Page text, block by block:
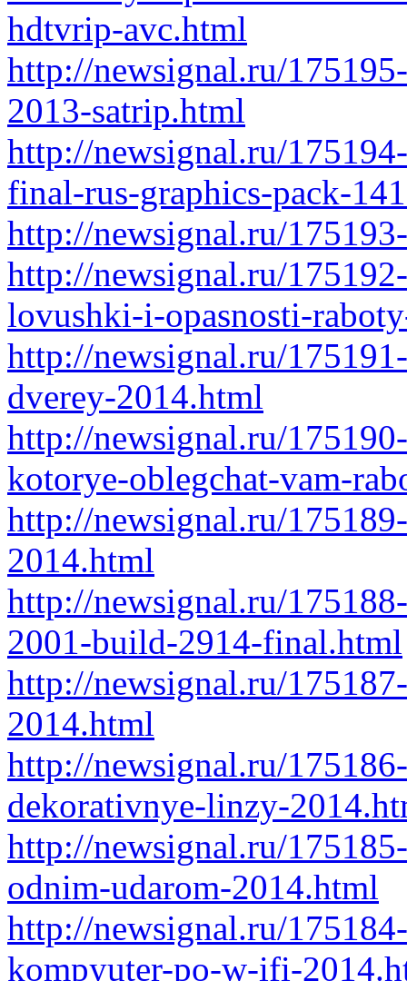
hdtvrip-avc.html
http://newsignal.ru/
2013-satrip.html
http://newsignal.ru/
final-rus-graphics-pack-
http://newsignal.ru/
http://newsignal.ru/
lovushki-i-opasnosti-
http://newsignal.ru/
dverey-2014.html
http://newsignal.ru/
kotorye-oblegchat-vam-
http://newsignal.ru/
2014.html
http://newsignal.ru/
2001-build-2914-final.html
http://newsignal.ru/
2014.html
http://newsignal.ru/
dekorativnye-linzy-
http://newsignal.ru/
odnim-udarom-2014.html
http://newsignal.ru/
kompyuter-po-w-ifi-